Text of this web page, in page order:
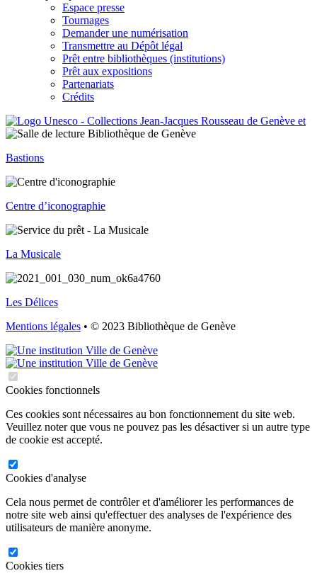
Espace presse
Tournages
Demander une numérisation
Transmettre au Dépôt légal
Prêt entre bibliothèques (institutions)
Prêt aux expositions
Partenariats
Crédits
Bastions
Centre d’iconographie
La Musicale
Les Délices
Mentions légales • © 2023 Bibliothèque de Genève
Cookies fonctionnels
Ces cookies sont nécessaires au bon fonctionnement du site web.
Veuillez noter que vous ne pouvez pas les désactiver si un autre type
de cookie est accepté.
Cookies d'analyse
Cela nous permet de contrôler et d'améliorer les performances de
notre site web ainsi qu'effectuer des analyses de l'expérience des
utilisateurs de manière anonyme.
Cookies tiers